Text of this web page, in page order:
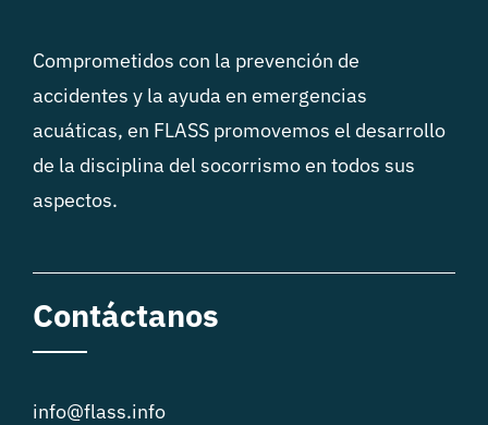
Comprometidos con la prevención de
accidentes y la ayuda en emergencias
acuáticas, en FLASS promovemos el desarrollo
de la disciplina del socorrismo en todos sus
aspectos.
Contáctanos
info@flass.info